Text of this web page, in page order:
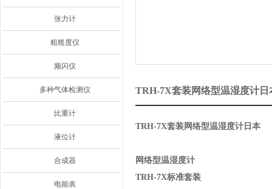
张力计
粗糙度仪
频闪仪
多种气体检测仪
比重计
液位计
合成器
电能表
TRH-7X套装网络型温湿度计日
TRH-7X套装网络型温湿度计日本
网络型温湿度计
TRH-7X标准套装